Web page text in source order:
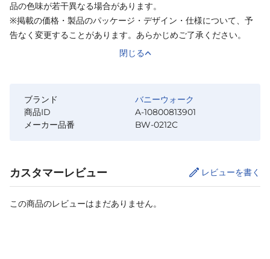
品の色味が若干異なる場合があります。
※掲載の価格・製品のパッケージ・デザイン・仕様について、予
告なく変更することがあります。あらかじめご了承ください。
閉じる
ブランド
バニーウォーク
商品ID
A-10800813901
メーカー品番
BW-0212C
カスタマーレビュー レビューを書く
この商品のレビューはまだありません。